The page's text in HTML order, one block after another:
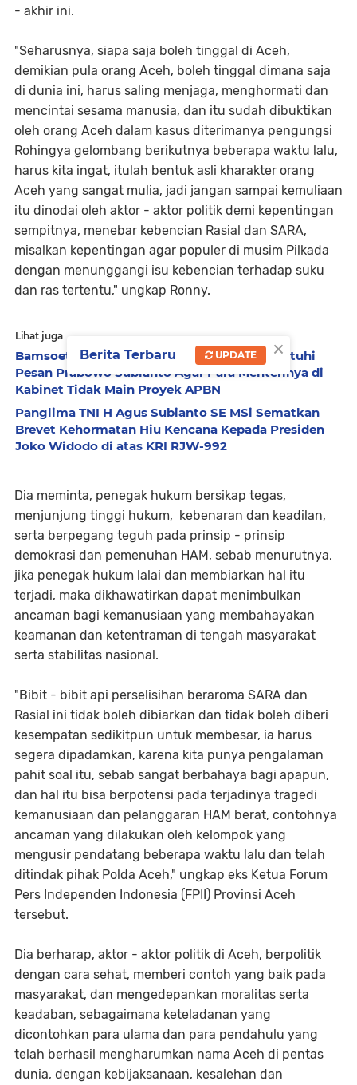
- akhir ini.
"Seharusnya, siapa saja boleh tinggal di Aceh,
demikian pula orang Aceh, boleh tinggal dimana saja
di dunia ini, harus saling menjaga, menghormati dan
mencintai sesama manusia, dan itu sudah dibuktikan
oleh orang Aceh dalam kasus diterimanya pengungsi
Rohingya gelombang berikutnya beberapa waktu lalu,
harus kita ingat, itulah bentuk asli kharakter orang
Aceh yang sangat mulia, jadi jangan sampai kemuliaan
itu dinodai oleh aktor - aktor politik demi kepentingan
sempitnya, menebar kebencian Rasial dan SARA,
misalkan kepentingan agar populer di musim Pilkada
dengan menunggangi isu kebencian terhadap suku
dan ras tertentu," ungkap Ronny.
Lihat juga
Bamsoet Minta Para Ketua Umum Parpol Patuhi
Pesan Prabowo Subianto Agar Para Menterinya di
Kabinet Tidak Main Proyek APBN
Panglima TNI H Agus Subianto SE MSi Sematkan
Brevet Kehormatan Hiu Kencana Kepada Presiden
Joko Widodo di atas KRI RJW-992
Dia meminta, penegak hukum bersikap tegas,
menjunjung tinggi hukum, kebenaran dan keadilan,
serta berpegang teguh pada prinsip - prinsip
demokrasi dan pemenuhan HAM, sebab menurutnya,
jika penegak hukum lalai dan membiarkan hal itu
terjadi, maka dikhawatirkan dapat menimbulkan
ancaman bagi kemanusiaan yang membahayakan
keamanan dan ketentraman di tengah masyarakat
serta stabilitas nasional.
"Bibit - bibit api perselisihan beraroma SARA dan
Rasial ini tidak boleh dibiarkan dan tidak boleh diberi
kesempatan sedikitpun untuk membesar, ia harus
segera dipadamkan, karena kita punya pengalaman
pahit soal itu, sebab sangat berbahaya bagi apapun,
dan hal itu bisa berpotensi pada terjadinya tragedi
kemanusiaan dan pelanggaran HAM berat, contohnya
ancaman yang dilakukan oleh kelompok yang
mengusir pendatang beberapa waktu lalu dan telah
ditindak pihak Polda Aceh," ungkap eks Ketua Forum
Pers Independen Indonesia (FPII) Provinsi Aceh
tersebut.
Dia berharap, aktor - aktor politik di Aceh, berpolitik
dengan cara sehat, memberi contoh yang baik pada
masyarakat, dan mengedepankan moralitas serta
keadaban, sebagaimana keteladanan yang
dicontohkan para ulama dan para pendahulu yang
telah berhasil mengharumkan nama Aceh di pentas
dunia, dengan kebijaksanaan, kesalehan dan
×
Berita Terbaru UPDATE